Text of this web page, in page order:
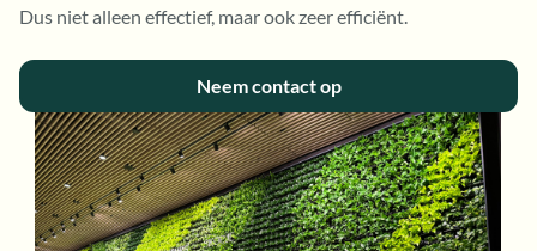
Dus niet alleen effectief, maar ook zeer efficiënt.
Neem contact op